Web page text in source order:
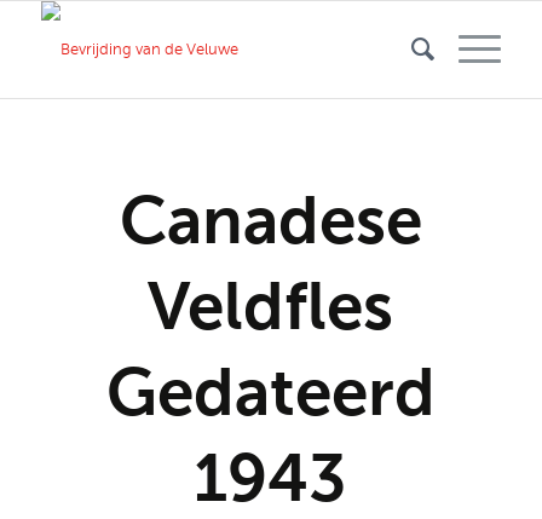
Canadese
Veldfles
Gedateerd
1943